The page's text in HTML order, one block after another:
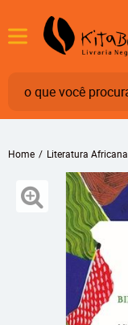
Home Literatura Africana